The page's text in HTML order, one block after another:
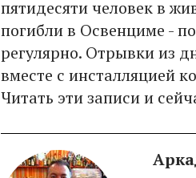
пятидесяти человек в
погибли в Освенциме -
регулярно. Отрывки из
вместе с инсталляцией
Читать эти записи и